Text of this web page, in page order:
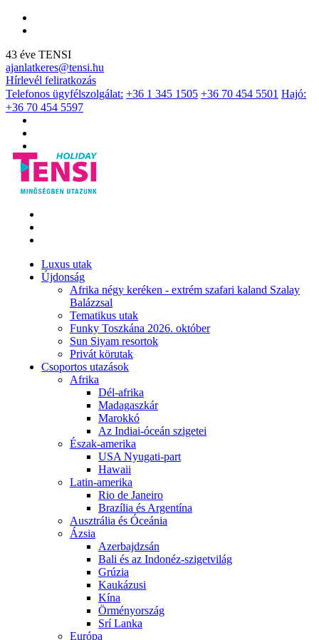
43 éve TENSI
ajanlatkeres@tensi.hu
Hírlevél feliratkozás
Telefonos ügyfélszolgálat: +36 1 345 1505 +36 70 454 5501 Hajó:
+36 70 454 5597
Luxus utak
Újdonság
Afrika négy keréken - extrém szafari kaland Szalay
Balázzsal
Tematikus utak
Funky Toszkána 2026. október
Sun Siyam resortok
Privát körutak
Csoportos utazások
Afrika
Dél-afrika
Madagaszkár
Marokkó
Az Indiai-óceán szigetei
Észak-amerika
USA Nyugati-part
Hawaii
Latin-amerika
Rio de Janeiro
Brazília és Argentína
Ausztrália és Óceánia
Ázsia
Azerbajdzsán
Bali és az Indonéz-szigetvilág
Grúzia
Kaukázusi
Kína
Örményország
Srí Lanka
Európa